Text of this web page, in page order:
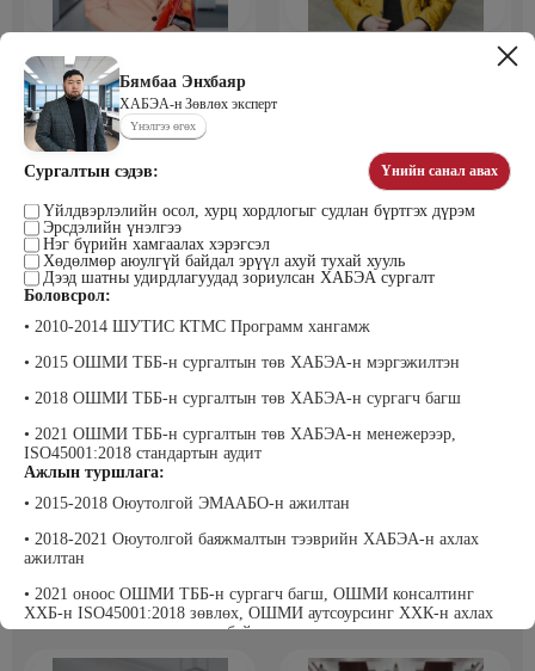
Бямбаа Энхбаяр
ХАБЭА-н Зөвлөх эксперт
Үнэлгээ өгөх
Сургалтын сэдэв: Үнийн санал авах
Үйлдвэрлэлийн осол, хурц хордлогыг судлан бүртгэх дүрэм
Эрсдэлийн үнэлгээ
Нэг бүрийн хамгаалах хэрэгсэл
Хөдөлмөр аюулгүй байдал эрүүл ахуй тухай хууль
Дээд шатны удирдлагуудад зориулсан ХАБЭА сургалт
Боловсрол:
• 2010-2014 ШУТИС КТМС Программ хангамж
• 2015 ОШМИ ТББ-н сургалтын төв ХАБЭА-н мэргэжилтэн
• 2018 ОШМИ ТББ-н сургалтын төв ХАБЭА-н сургагч багш
• 2021 ОШМИ ТББ-н сургалтын төв ХАБЭА-н менежерээр,
ISO45001:2018 стандартын аудит
Ажлын туршлага:
• 2015-2018 Оюутолгой ЭМААБО-н ажилтан
• 2018-2021 Оюутолгой баяжмалтын тээврийн ХАБЭА-н ахлах
ажилтан
• 2021 оноос ОШМИ ТББ-н сургагч багш, ОШМИ консалтинг
ХХБ-н ISO45001:2018 зөвлөх, ОШМИ аутсоурсинг ХХК-н ахлах
зөвлөхөөр тус тус ажиллаж байна.
Удирдахуйн ухаан менежментийн
академийн захирал
Мөнгөнрейс Пүрэвдорж
Программист, График дизайнер,
Эрдэнэт үйлдвэрийн хүний нөөцийн
Хүнс, Хөдөө Аж Ахуйн Төсөл,
Судалгааны платформ -Үүсгэн
байгуулагч
Компьютер график дизайнер